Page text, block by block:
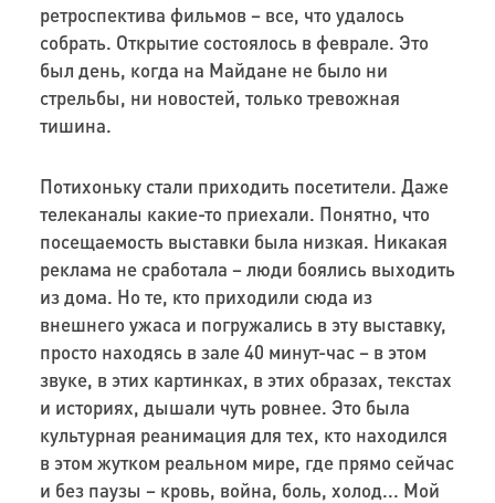
ретроспектива фильмов – все, что удалось
собрать. Открытие состоялось в феврале. Это
был день, когда на Майдане не было ни
стрельбы, ни новостей, только тревожная
тишина.
Потихоньку стали приходить посетители. Даже
телеканалы какие-то приехали. Понятно, что
посещаемость выставки была низкая. Никакая
реклама не сработала – люди боялись выходить
из дома. Но те, кто приходили сюда из
внешнего ужаса и погружались в эту выставку,
просто находясь в зале 40 минут-час – в этом
звуке, в этих картинках, в этих образах, текстах
и историях, дышали чуть ровнее. Это была
культурная реанимация для тех, кто находился
в этом жутком реальном мире, где прямо сейчас
и без паузы – кровь, война, боль, холод... Мой